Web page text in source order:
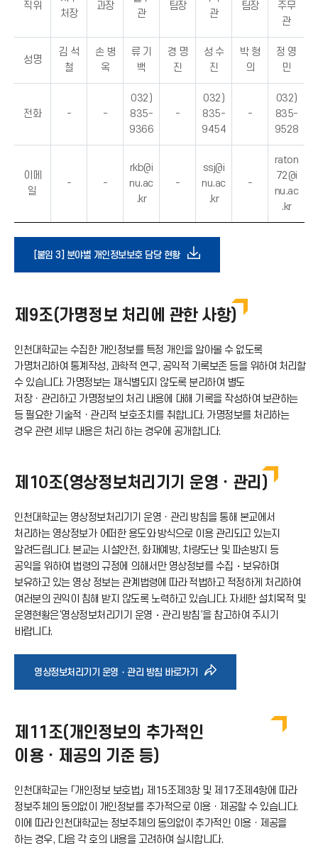
직위
처장
과장
관
팀장
관
팀장
주무
관
성명
김 석
철
손 병
옥
류 기
백
경 명
진
성 수
진
박 형
의
정 영
민
전화 - -
032)
835-
9366
-
032)
835-
9454
-
032)
835-
9528
이메
일
- -
rkb@i
nu.ac
.kr
-
ssj@i
nu.ac
.kr
-
raton
72@i
nu.ac
.kr
[붙임 3] 분야별 개인정보보호 담당 현황다
로
드
아
이
제9조(가명정보 처리에 관한 사항)
인천대학교는 수집한 개인정보를 특정 개인을 알아볼 수 없도록
가명처리하여 통계작성, 과학적 연구, 공익적 기록보존 등을 위하여 처리할
수 있습니다. 가명정보는 재식별되지 않도록 분리하여 별도
저장ㆍ관리하고 가명정보의 처리 내용에 대해 기록을 작성하여 보관하는
등 필요한 기술적ㆍ관리적 보호조치를 취합니다. 가명정보를 처리하는
경우 관련 세부 내용은 처리 하는 경우에 공개합니다.
제10조(영상정보처리기기 운영ㆍ관리)
인천대학교는 영상정보처리기기 운영ㆍ관리 방침을 통해 본교에서
처리하는 영상정보가 어떠한 용도와 방식으로 이용 관리되고 있는지
알려드립니다. 본교는 시설안전, 화재예방, 차량도난 및 파손방지 등
공익을 위하여 법령의 규정에 의해서만 영상정보를 수집・보유하며
보유하고 있는 영상 정보는 관계법령에 따라 적법하고 적정하게 처리하여
여러분의 권익이 침해 받지 않도록 노력하고 있습니다. 자세한 설치목적 및
운영현황은‘영상정보처리기기 운영・관리 방침’을 참고하여 주시기
바랍니다.
영상정보처리기기 운영・관리 방침 바로가기 바
가
아
제11조(개인정보의 추가적인
이용ㆍ제공의 기준 등)
인천대학교는 「개인정보 보호법」 제15조제3항 및 제17조제4항에 따라
정보주체의 동의없이 개인정보를 추가적으로 이용ㆍ제공할 수 있습니다.
이에 따라 인천대학교는 정보주체의 동의없이 추가적인 이용ㆍ제공을
하는 경우, 다음 각 호의 내용을 고려하여 실시합니다.